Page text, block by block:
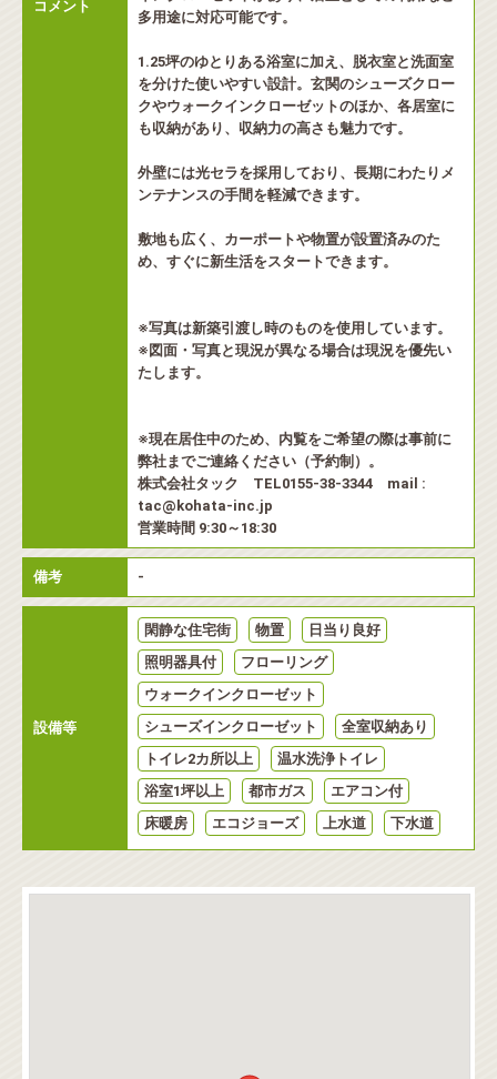
コメント
多用途に対応可能です。
1.25坪のゆとりある浴室に加え、脱衣室と洗面室
を分けた使いやすい設計。玄関のシューズクロー
クやウォークインクローゼットのほか、各居室に
も収納があり、収納力の高さも魅力です。
外壁には光セラを採用しており、長期にわたりメ
ンテナンスの手間を軽減できます。
敷地も広く、カーポートや物置が設置済みのた
め、すぐに新生活をスタートできます。
※写真は新築引渡し時のものを使用しています。
※図面・写真と現況が異なる場合は現況を優先い
たします。
※現在居住中のため、内覧をご希望の際は事前に
弊社までご連絡ください（予約制）。
株式会社タック TEL0155-38-3344 mail :
tac@kohata-inc.jp
営業時間 9:30～18:30
備考 -
設備等
閑静な住宅街 物置
日当り良好
照明器具付
フローリング
ウォークインクローゼット
シューズインクローゼット
全室収納あり
トイレ2カ所以上
温水洗浄トイレ
浴室1坪以上
都市ガス
エアコン付
床暖房
エコジョーズ 上水道 下水道